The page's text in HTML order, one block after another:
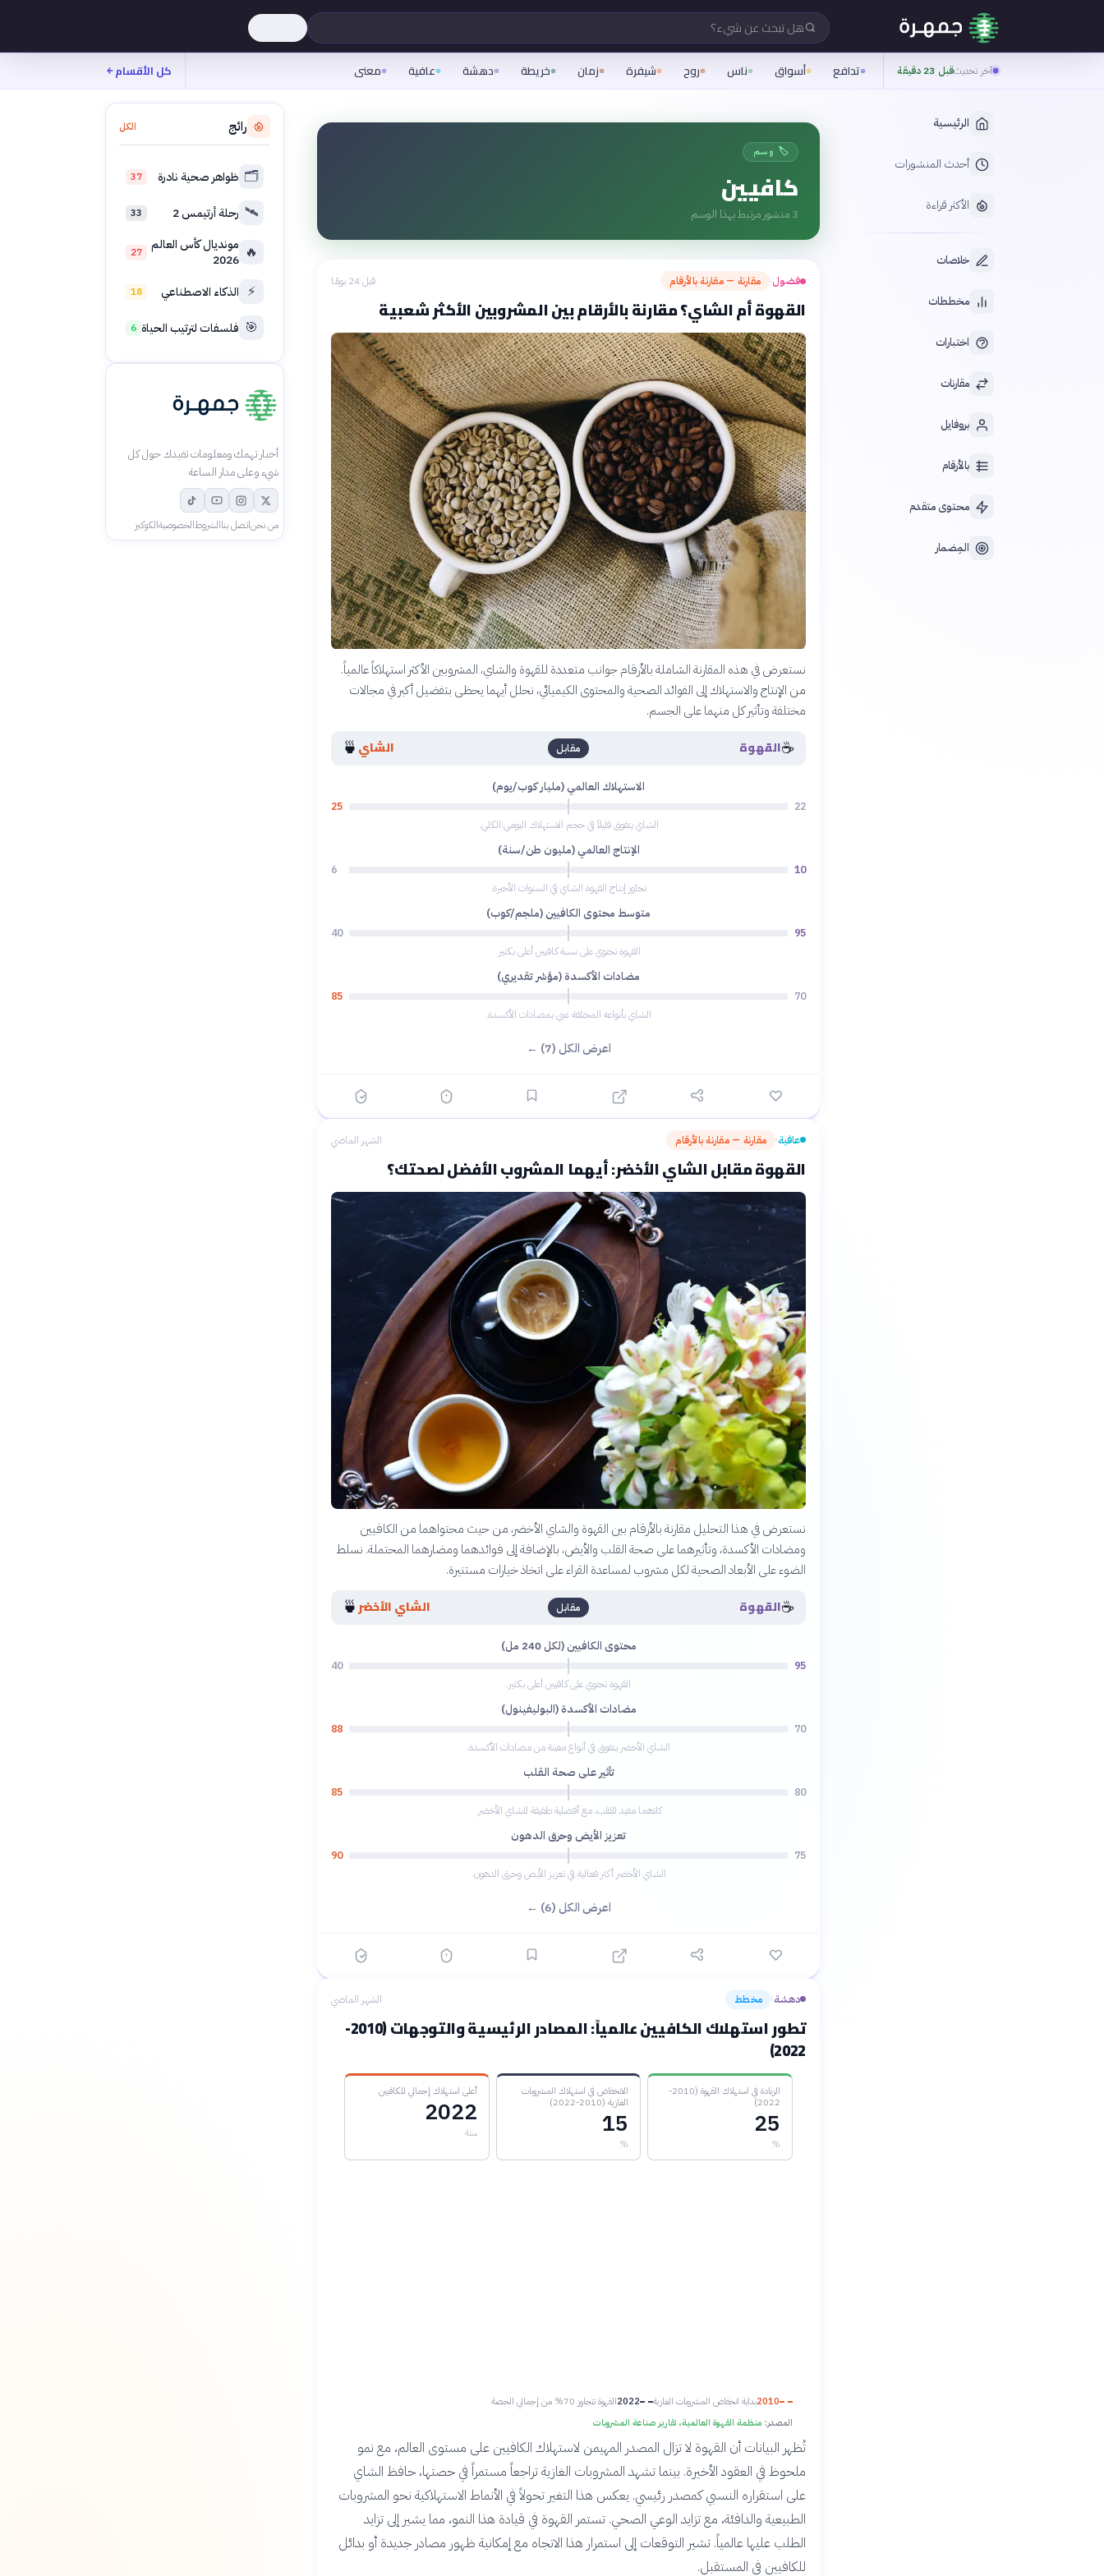
هل تبحث عن شيء؟
آخر تحديثقبل 23 دقيقة تدافع أسواق ناس روح شيفرة زمان خريطة دهشة عافية معنى كل الأقسام
الرئيسية
أحدث المنشورات
الأكثر قراءة
خلاصات
مخططات
اختبارات
مقارنات
بروفايل
بالأرقام
محتوى متقدم
المِضمار
🏷️ وسم
كافيين
3 منشور مرتبط بهذا الوسم
فضول› مقارنة — مقارنة بالأرقام قبل 24 يومًا
القهوة أم الشاي؟ مقارنة بالأرقام بين المشروبين الأكثر شعبية
نستعرض في هذه المقارنة الشاملة بالأرقام جوانب متعددة للقهوة والشاي، المشروبين الأكثر استهلاكاً عالمياً.
من الإنتاج والاستهلاك إلى الفوائد الصحية والمحتوى الكيميائي، نحلل أيهما يحظى بتفضيل أكبر في مجالات
مختلفة وتأثير كل منهما على الجسم.
☕القهوة مقابل الشاي🍵
الاستهلاك العالمي (مليار كوب/يوم)
22
25
الشاي يتفوق قليلاً في حجم الاستهلاك اليومي الكلي.
الإنتاج العالمي (مليون طن/سنة)
10
6
تجاوز إنتاج القهوة الشاي في السنوات الأخيرة.
متوسط محتوى الكافيين (ملجم/كوب)
95
40
القهوة تحتوي على نسبة كافيين أعلى بكثير.
مضادات الأكسدة (مؤشر تقديري)
70
85
الشاي بأنواعه المختلفة غني بمضادات الأكسدة.
اعرض الكل (7) ←
عافية› مقارنة — مقارنة بالأرقام الشهر الماضي
القهوة مقابل الشاي الأخضر: أيهما المشروب الأفضل لصحتك؟
نستعرض في هذا التحليل مقارنة بالأرقام بين القهوة والشاي الأخضر، من حيث محتواهما من الكافيين
ومضادات الأكسدة، وتأثيرهما على صحة القلب والأيض، بالإضافة إلى فوائدهما ومضارهما المحتملة. نسلط
الضوء على الأبعاد الصحية لكل مشروب لمساعدة القراء على اتخاذ خيارات مستنيرة.
☕القهوة مقابل الشاي الأخضر🍵
محتوى الكافيين (لكل 240 مل)
95
40
القهوة تحتوي على كافيين أعلى بكثير.
مضادات الأكسدة (البوليفينول)
70
88
الشاي الأخضر يتفوق في أنواع معينة من مضادات الأكسدة.
تأثير على صحة القلب
80
85
كلاهما مفيد للقلب، مع أفضلية طفيفة للشاي الأخضر.
تعزيز الأيض وحرق الدهون
75
90
الشاي الأخضر أكثر فعالية في تعزيز الأيض وحرق الدهون.
اعرض الكل (6) ←
دهشة› مخطط الشهر الماضي
تطور استهلاك الكافيين عالمياً: المصادر الرئيسية والتوجهات (2010-
2022)
الزيادة في استهلاك القهوة (2010-
2022)
25
%
الانخفاض في استهلاك المشروبات
الغازية (2010-2022)
15
%
أعلى استهلاك إجمالي للكافيين
2022
سنة
2010بداية انخفاض المشروبات الغازية 2022القهوة تتجاوز 70% من إجمالي الحصة
المصدر: منظمة القهوة العالمية، تقارير صناعة المشروبات
تُظهر البيانات أن القهوة لا تزال المصدر المهيمن لاستهلاك الكافيين على مستوى العالم، مع نمو
ملحوظ في العقود الأخيرة. بينما تشهد المشروبات الغازية تراجعاً مستمراً في حصتها، حافظ الشاي
على استقراره النسبي كمصدر رئيسي. يعكس هذا التغير تحولاً في الأنماط الاستهلاكية نحو المشروبات
الطبيعية والدافئة، مع تزايد الوعي الصحي. تستمر القهوة في قيادة هذا النمو، مما يشير إلى تزايد
الطلب عليها عالمياً. تشير التوقعات إلى استمرار هذا الاتجاه مع إمكانية ظهور مصادر جديدة أو بدائل
للكافيين في المستقبل.
رائج الكل
🗂️ ظواهر صحية نادرة 37
🛰️ رحلة أرتيمس 2 33
🔥 مونديال كأس العالم
2026
27
⚡ الذكاء الاصطناعي 18
🎯 فلسفات لترتيب الحياة 6
أخبار تهمك ومعلومات تفيدك حول كل
شيء وعلى مدار الساعة
من نحناتصل بناالشروطالخصوصيةالكوكيز